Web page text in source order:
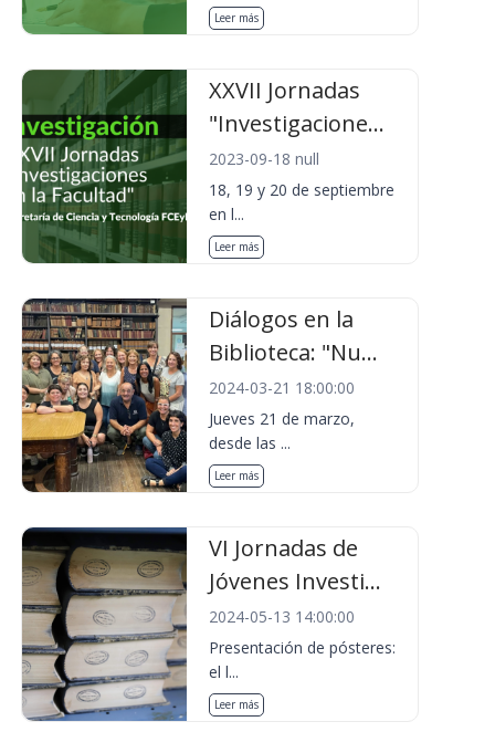
Leer más
XXVII Jornadas
"Investigacione...
2023-09-18 null
18, 19 y 20 de septiembre
en l...
Leer más
Diálogos en la
Biblioteca: "Nu...
2024-03-21 18:00:00
Jueves 21 de marzo,
desde las ...
Leer más
VI Jornadas de
Jóvenes Investi...
2024-05-13 14:00:00
Presentación de pósteres:
el l...
Leer más